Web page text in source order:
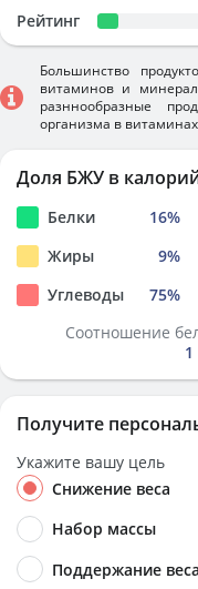
Рейтинг
Большинство
витаминов и
разннообразные
организма в
Доля БЖУ в
Белки 16%
Жиры
9%
Углеводы
75%
Соотношение
1
Получите
Укажите вашу цель
Снижение веса
Набор массы
Поддержание веса